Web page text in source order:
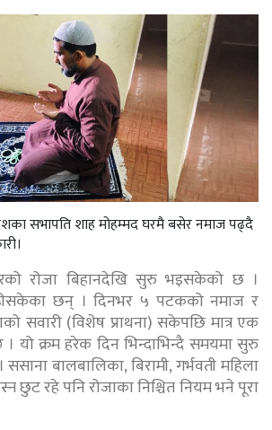
सभापति शाह मोहम्मद घरमै बसेर नमाज पढ्दै
रोजा बिहानदेखि सुरु भइसकेको छ ।
छन् । दिनभर ५ पटकको नमाज र
सवारी (विशेष प्राथना) सकेपछि मात्र एक
यो क्रम हरेक दिन भिन्दाभिन्दै समयमा सुरु
बालबालिका, बिरामी, गर्भवती महिला
छुट रहे पनि रोजाका निश्चित नियम भने पूरा